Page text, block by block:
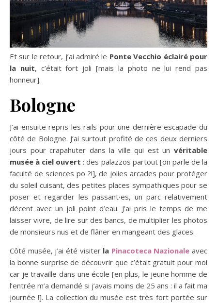
Et sur le retour, j’ai admiré le Ponte Vecchio éclairé pour
la nuit, c’était fort joli [mais la photo ne lui rend pas
honneur].
Bologne
J’ai ensuite repris les rails pour une dernière escapade du
côté de Bologne. J’ai surtout profité de ces deux derniers
jours pour crapahuter dans la ville qui est un véritable
musée à ciel ouvert : des palazzos partout [on parle de la
faculté de sciences po ?!], de jolies arcades pour protéger
du soleil cuisant, des petites places sympathiques pour se
poser et regarder les passant⸱es, un parc relativement
décent avec un joli point d’eau. J’ai pris le temps de me
laisser vivre, de lire sur des bancs, de multiplier les photos
de monsieurs nus et de flâner en mangeant des glaces.
Côté musée, j’ai été visiter la Pinacoteca Nazionale avec
la bonne surprise de découvrir que c’était gratuit pour moi
car je travaille dans une école [en plus, le jeune homme de
l’entrée m’a demandé si j’avais moins de 25 ans : il a fait ma
journée !]. La collection du musée est très fort portée sur